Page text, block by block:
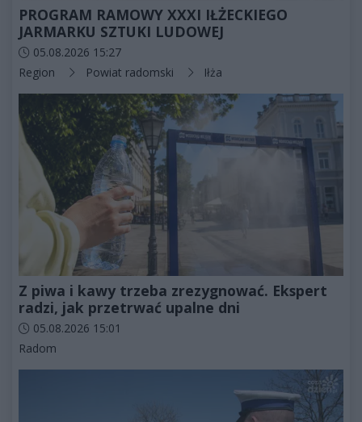
PROGRAM RAMOWY XXXI IŁŻECKIEGO
JARMARKU SZTUKI LUDOWEJ
Data dodania artykułu:
05.08.2026 15:27
Kategorie artykułu:
Region Powiat radomski Iłża
Z piwa i kawy trzeba zrezygnować. Ekspert
radzi, jak przetrwać upalne dni
Data dodania artykułu:
05.08.2026 15:01
Kategorie artykułu:
Radom